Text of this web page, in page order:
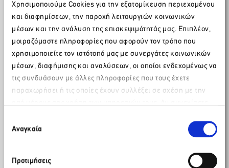
Χρησιμοποιούμε Cookies για την εξατομίκευση περιεχομένου
και διαφημίσεων, την παροχή λειτουργιών κοινωνικών
μέσων και την ανάλυση της επισκεψιμότητάς μας. Επιπλέον,
μοιραζόμαστε πληροφορίες που αφορούν τον τρόπο που
χρησιμοποιείτε τον ιστότοπό μας με συνεργάτες κοινωνικών
μέσων, διαφήμισης και αναλύσεων, οι οποίοι ενδεχομένως να
τις συνδυάσουν με άλλες πληροφορίες που τους έχετε
παραχωρήσει ή τις οποίες έχουν συλλέξει σε σχέση με την
των Cookies μας.
συγκατάθεσης
Αναγκαία
Προτιμήσεις
Εθνικό Σχέδιο 2030 μας ανοίγει τον δρόμο για την
επόμενη μέρα του ελληνικού τουρισμού».
Κλείνοντας την τοποθέτησή του, ο κ. Ρέτσος σημείωσε
μεταξύ άλλων: «Ο ελληνικός τουρισμός προσαρμόζεται
στα δεδομένα, έχει αντοχές, αντιδρά άμεσα και στο τέλος
βγαίνει νικητής».
Την συζήτηση με τους δημοσιογράφους συντόνισε η
Μαρία Γάτσου, Γενική Διευθύντρια
ΣΕΤΕ